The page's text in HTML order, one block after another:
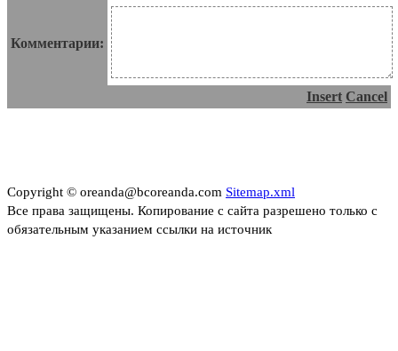
Комментарии:
Insert Cancel
Copyright © oreanda@bcoreanda.com Sitemap.xml
Все права защищены. Копирование с сайта разрешено только с
обязательным указанием ссылки на источник